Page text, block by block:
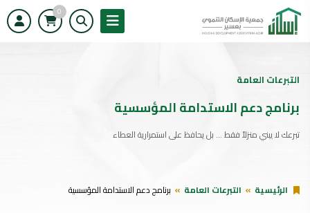
0
التبرعات العامة
برنامج دعم الاستدامة المؤسسية
تبرعك لا يبني منزلاً فقط … بل يحافظ على استمرارية العطاء
الرئيسية التبرعات العامة برنامج دعم الاستدامة المؤسسية